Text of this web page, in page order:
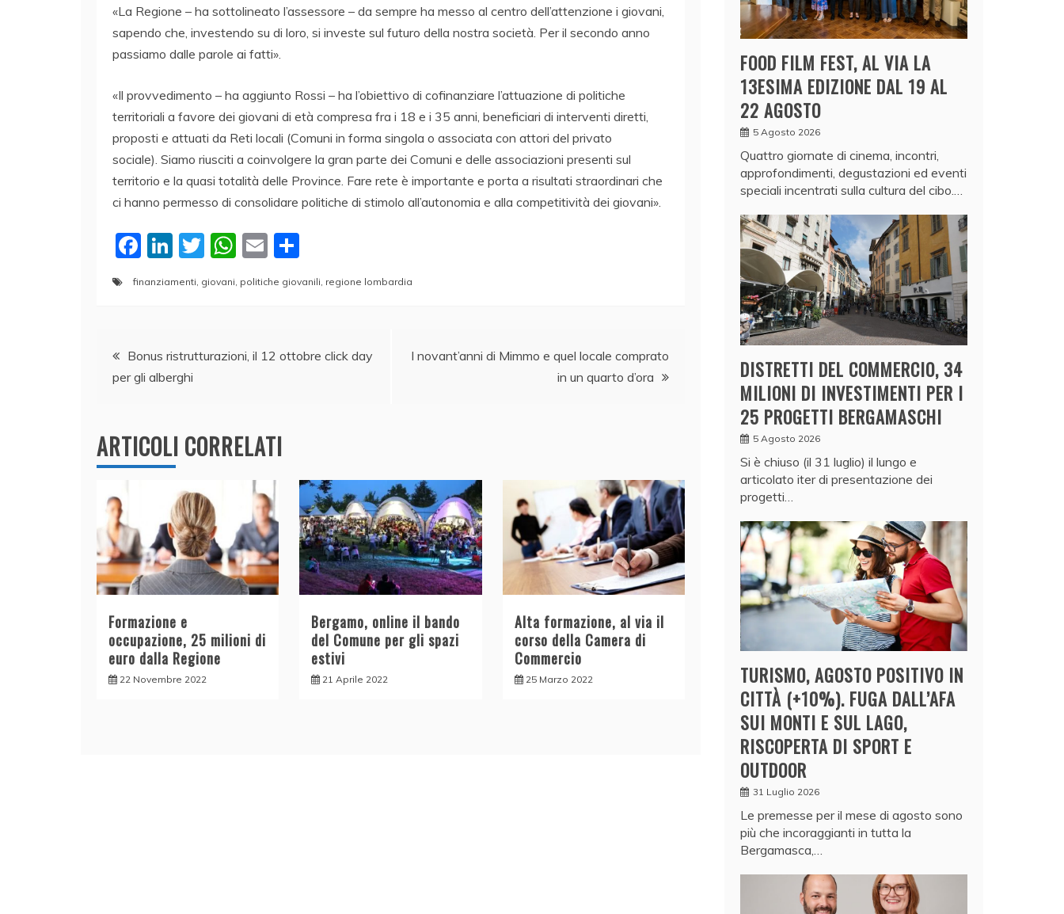
«La Regione – ha sottolineato l’assessore – da sempre ha messo al centro dell’attenzione i giovani,
sapendo che, investendo su di loro, si investe sul futuro della nostra società. Per il secondo anno
passiamo dalle parole ai fatti».
«Il provvedimento – ha aggiunto Rossi – ha l’obiettivo di cofinanziare l’attuazione di politiche
territoriali a favore dei giovani di età compresa fra i 18 e i 35 anni, beneficiari di interventi diretti,
proposti e attuati da Reti locali (Comuni in forma singola o associata con attori del privato
sociale). Siamo riusciti a coinvolgere la gran parte dei Comuni e delle associazioni presenti sul
territorio e la quasi totalità delle Province. Fare rete è importante e porta a risultati straordinari che
ci hanno permesso di consolidare politiche di stimolo all’autonomia e alla competitività dei giovani».
F
b
o
Li
dI
n
T
w
itt
W
at
A
p
E
m
ai
vi
finanziamenti, giovani, politiche giovanili, regione lombardia
Navigazione
articoli
Bonus ristrutturazioni, il 12 ottobre click day
per gli alberghi
I novant’anni di Mimmo e quel locale comprato
in un quarto d’ora
ARTICOLI CORRELATI
Formazione e
occupazione, 25 milioni di
euro dalla Regione
22 Novembre 2022
Bergamo, online il bando
del Comune per gli spazi
estivi
21 Aprile 2022
Alta formazione, al via il
corso della Camera di
Commercio
25 Marzo 2022
FOOD FILM FEST, AL VIA LA
13ESIMA EDIZIONE DAL 19 AL
22 AGOSTO
5 Agosto 2026
Quattro giornate di cinema, incontri,
approfondimenti, degustazioni ed eventi
speciali incentrati sulla cultura del cibo.…
DISTRETTI DEL COMMERCIO, 34
MILIONI DI INVESTIMENTI PER I
25 PROGETTI BERGAMASCHI
5 Agosto 2026
Si è chiuso (il 31 luglio) il lungo e
articolato iter di presentazione dei
progetti…
TURISMO, AGOSTO POSITIVO IN
CITTÀ (+10%). FUGA DALL’AFA
SUI MONTI E SUL LAGO,
RISCOPERTA DI SPORT E
OUTDOOR
31 Luglio 2026
Le premesse per il mese di agosto sono
più che incoraggianti in tutta la
Bergamasca,…